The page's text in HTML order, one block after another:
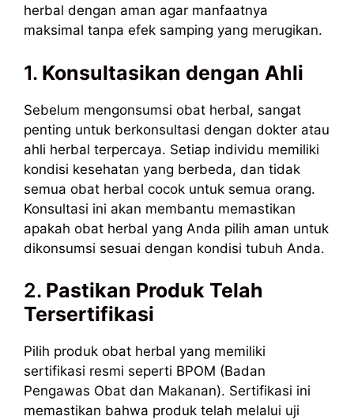
herbal dengan aman agar manfaatnya
maksimal tanpa efek samping yang merugikan.
1. Konsultasikan dengan Ahli
Sebelum mengonsumsi obat herbal, sangat
penting untuk berkonsultasi dengan dokter atau
ahli herbal terpercaya. Setiap individu memiliki
kondisi kesehatan yang berbeda, dan tidak
semua obat herbal cocok untuk semua orang.
Konsultasi ini akan membantu memastikan
apakah obat herbal yang Anda pilih aman untuk
dikonsumsi sesuai dengan kondisi tubuh Anda.
2. Pastikan Produk Telah
Tersertifikasi
Pilih produk obat herbal yang memiliki
sertifikasi resmi seperti BPOM (Badan
Pengawas Obat dan Makanan). Sertifikasi ini
memastikan bahwa produk telah melalui uji